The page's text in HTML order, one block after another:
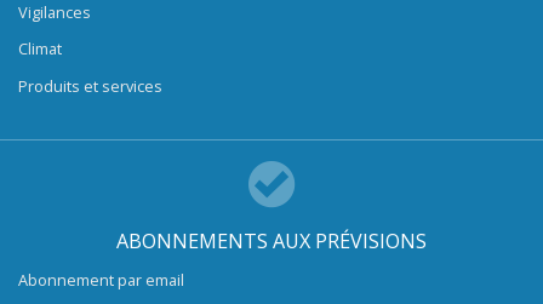
Vigilances
Climat
Produits et services
ABONNEMENTS AUX PRÉVISIONS
Abonnement par email